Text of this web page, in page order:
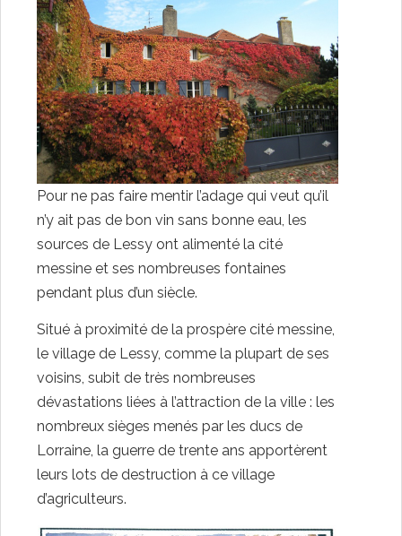
Pour ne pas faire mentir l’adage qui veut qu’il
n’y ait pas de bon vin sans bonne eau, les
sources de Lessy ont alimenté la cité
messine et ses nombreuses fontaines
pendant plus d’un siècle.
Situé à proximité de la prospère cité messine,
le village de Lessy, comme la plupart de ses
voisins, subit de très nombreuses
dévastations liées à l’attraction de la ville : les
nombreux sièges menés par les ducs de
Lorraine, la guerre de trente ans apportèrent
leurs lots de destruction à ce village
d’agriculteurs.